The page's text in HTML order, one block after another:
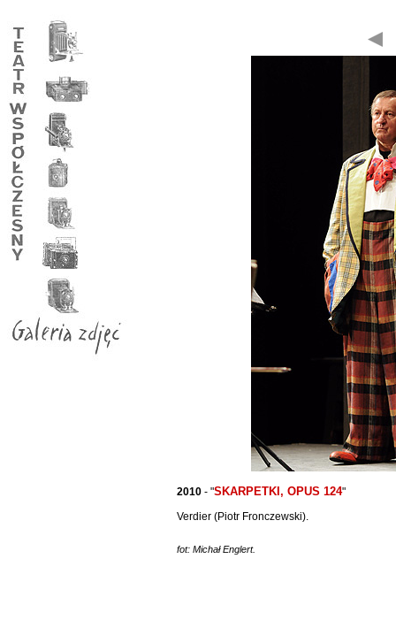
2010 - "SKARPETKI, OPUS 124"
Verdier (Piotr Fronczewski).
fot: Michał Englert.